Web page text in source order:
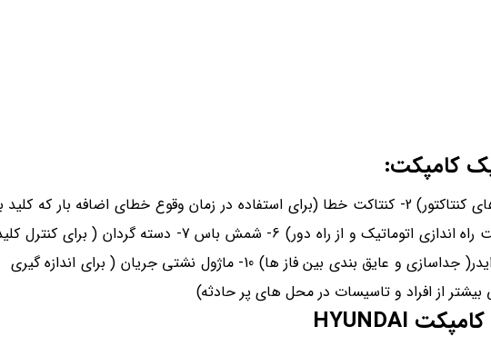
کامپکت:
پلاگین ( برای کشویی کردن کلید) 9- دیوایدر( جداسازی و عایق بندی بین فاز ها) 10-
کامپکت HYUNDAI